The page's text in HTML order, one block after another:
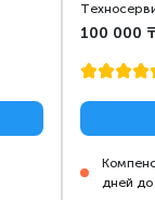
100 000
дней до